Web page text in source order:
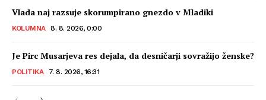
Vlada naj razsuje skorumpirano gnezdo v Mladiki
KOLUMNA 8. 8. 2026, 0:00
Je Pirc Musarjeva res dejala, da desničarji sovražijo ženske?
POLITIKA 7. 8. 2026, 16:31